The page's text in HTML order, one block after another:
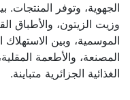
الجهوية، وتوفر
وزيت الزيتون، والأطباق
الموسمية، وبين
المصنعة، والأطعمة
الغذائية الجزائرية متباينة.